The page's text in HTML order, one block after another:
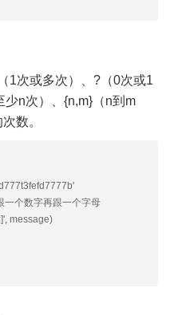
1次或多次）、?（0次或1
少n次）、{n,m}（n到m
数。
一个数字再跟一个字母
message)